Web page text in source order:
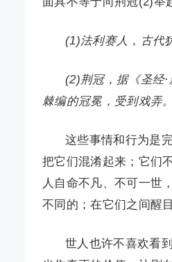
(1)法利赛人，古代
(2)荆冠，据《圣经
棘编的冠冕，受到戏弄。
这些事情和行为是
把它们混淆起来；它们
人自命不凡、不可一世
不同的；在它们之间醒
世人也许不喜欢看